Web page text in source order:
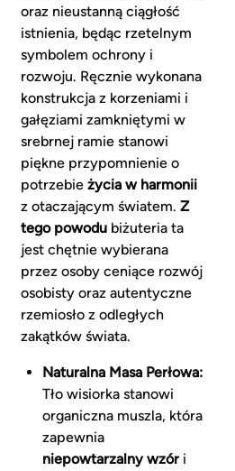
oraz nieustanną ciągłość
istnienia, będąc rzetelnym
symbolem ochrony i
rozwoju. Ręcznie wykonana
konstrukcja z korzeniami i
gałęziami zamkniętymi w
srebrnej ramie stanowi
piękne przypomnienie o
potrzebie życia w harmonii
z otaczającym światem. Z
tego powodubiżuteria ta
jest chętnie wybierana
przez osoby ceniące rozwój
osobisty oraz autentyczne
rzemiosło z odległych
zakątków świata.
Naturalna Masa Perłowa:
Tło wisiorka stanowi
organiczna muszla, która
zapewnia
niepowtarzalny wzóri